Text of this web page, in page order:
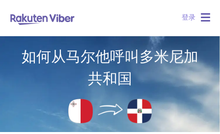
登录
如何从马尔他呼叫多米尼加
共和国